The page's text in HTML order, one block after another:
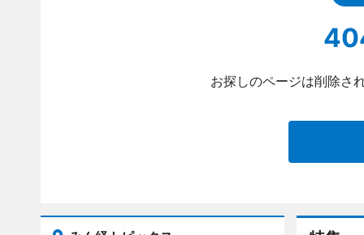
お探しのページは削除さ